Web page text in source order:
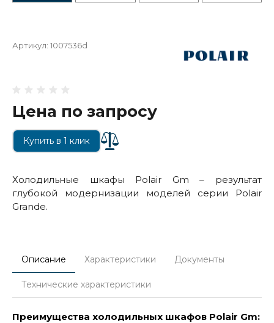
Артикул: 1007536d
Цена по запросу
Купить в 1 клик
Холодильные шкафы Polair Gm – результат
глубокой модернизации моделей серии Polair
Grande.
Описание Характеристики Документы
Технические характеристики
Преимущества холодильных шкафов Polair Gm: